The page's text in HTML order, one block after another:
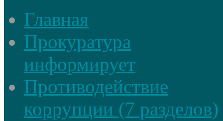
Главная
Прокуратура
информирует
Противодействие
коррупции (7 разделов)